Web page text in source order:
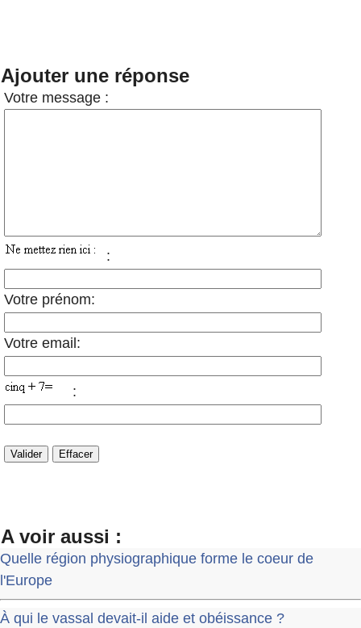
Ajouter une réponse
Votre message :
:
Votre prénom:
Votre email:
:
A voir aussi :
Quelle région physiographique forme le coeur de
l'Europe
À qui le vassal devait-il aide et obéissance ?